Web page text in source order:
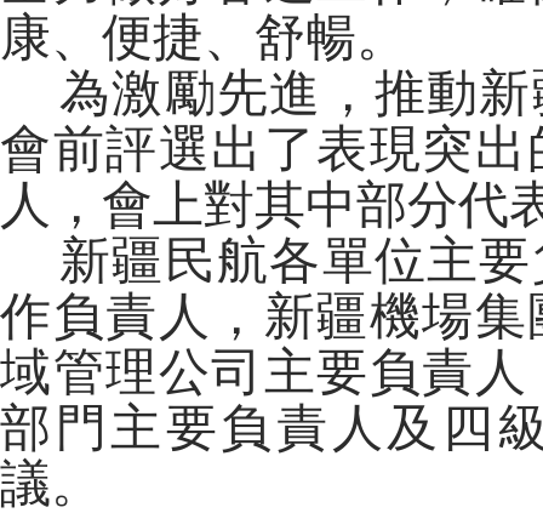
康、便捷、舒暢。
為激勵先進，推動新
會前評選出了表現突
人，會上對其中部分代
新疆民航各單位主要
作負責人，新疆機場
域管理公司主要負責
部門主要負責人及四
議。